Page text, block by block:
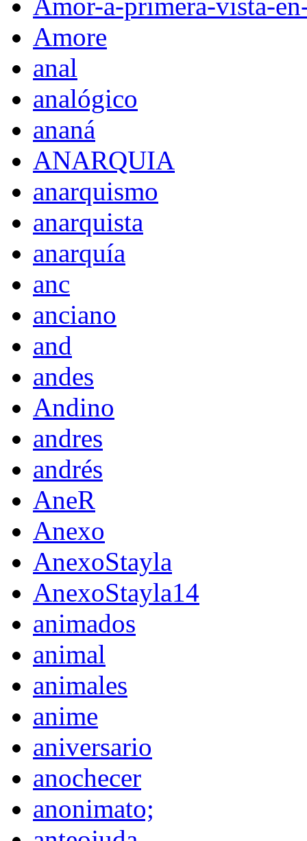
Amor-a-primera-vista-
Amore
anal
analógico
ananá
ANARQUIA
anarquismo
anarquista
anarquía
anc
anciano
and
andes
Andino
andres
andrés
AneR
Anexo
AnexoStayla
AnexoStayla14
animados
animal
animales
anime
aniversario
anochecer
anonimato;